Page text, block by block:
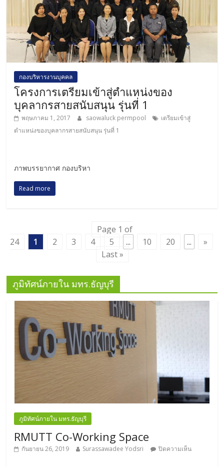
กองบริหารงานบุคคล
โครงการเตรียมเข้าสู่ตำแหน่งของ
บุคลากรสายสนับสนุน รุ่นที่ 1
พฤษภาคม 1, 2017 saowaluck permpool
เตรียมเข้าสู่
ตำแหน่งของบุคลากรสายสนับสนุน รุ่นที่ 1
ภาพบรรยากาศ กองบริหา
Read more
Page 1 of
24
1 2 3 4 5 ... 10 20 ...
»
Last »
ภูมิทัศน์ภายใน มทร.ธัญบุรี
ภูมิทัศน์ภายใน มทร.ธัญบุรี
RMUTT Co-Working Space
กันยายน 26, 2019 Surassawadee Yodsri ปิดความเห็น